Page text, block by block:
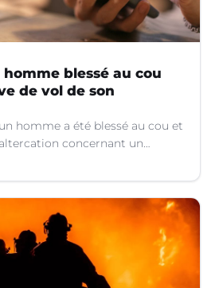
blessé au cou
de vol de son
homme a été blessé au cou et
concernant un
(Hérault).